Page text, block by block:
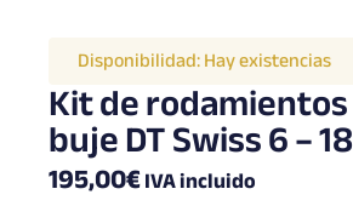
Disponibilidad:Hay existencias
Kit de
buje DT Swiss 6 –
195,00€IVA incluido